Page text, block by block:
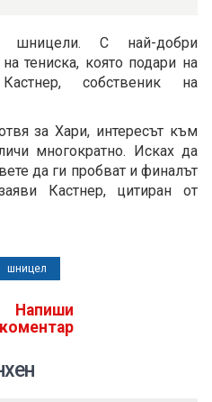
шницели. С най-добри
тениска, която подари на
собственик на
за Хари, интересът към
многократно. Исках да
да ги пробват и финалът
Кастнер, цитиран от
шницел
Напиши
коментар